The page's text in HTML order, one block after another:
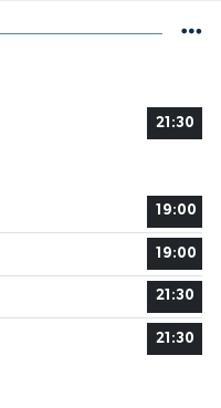
21:30
19:00
19:00
21:30
21:30